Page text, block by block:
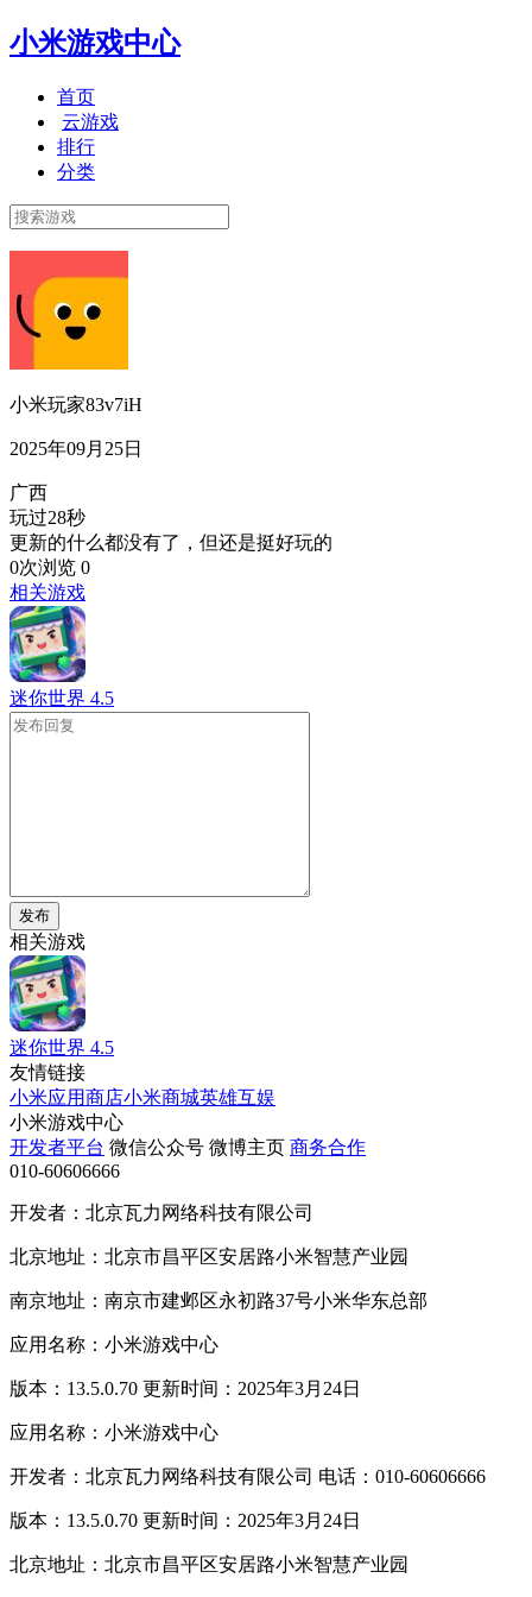
小米游戏中心
首页
云游戏
排行
分类
小米玩家83v7iH
2025年09月25日
广西
玩过28秒
更新的什么都没有了，但还是挺好玩的
0次浏览 0
相关游戏
迷你世界 4.5
发布
相关游戏
迷你世界 4.5
友情链接
小米应用商店小米商城英雄互娱
小米游戏中心
开发者平台 微信公众号 微博主页 商务合作
010-60606666
开发者：北京瓦力网络科技有限公司
北京地址：北京市昌平区安居路小米智慧产业园
南京地址：南京市建邺区永初路37号小米华东总部
应用名称：小米游戏中心
版本：13.5.0.70 更新时间：2025年3月24日
应用名称：小米游戏中心
开发者：北京瓦力网络科技有限公司 电话：010-60606666
版本：13.5.0.70 更新时间：2025年3月24日
北京地址：北京市昌平区安居路小米智慧产业园